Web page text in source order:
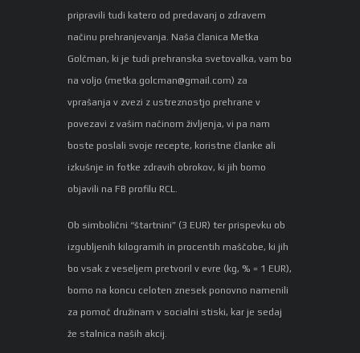
pripravili tudi katero od predavanj o zdravem
načinu prehranjevanja. Naša članica Metka
Golčman, ki je tudi prehranska svetovalka, vam bo
na voljo (metka.golcman@gmail.com) za
vprašanja v zvezi z ustreznostjo prehrane v
povezavi z vašim načinom življenja, vi pa nam
boste poslali svoje recepte, koristne članke ali
izkušnje in fotke zdravih obrokov, ki jih bomo
objavili na FB profilu RCL.
Ob simbolični “štartnini” (3 EUR) ter prispevku ob
izgubljenih kilogramih in procentih maščobe, ki jih
bo vsak z veseljem pretvoril v evre (kg, % = 1 EUR),
bomo na koncu celoten znesek ponovno namenili
za pomoč družinam v socialni stiski, kar je sedaj
že stalnica naših akcij.